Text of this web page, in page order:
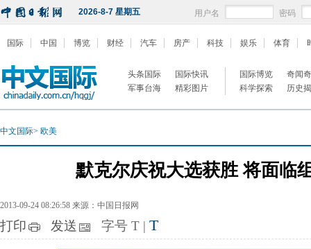
2026-8-7 星期五 用户名 密码
国际 中国 博览 财经 汽车 房产 科技 娱乐 体育
头条国际
国际快讯
军事台海
精彩图片
国际博览
奇闻
科学探索
历史
中文国际> 欧美
默克尔庆祝大选获胜 将面临
2013-09-24 08:26:58 来源：中国日报网
打印 发送 字号 T | T